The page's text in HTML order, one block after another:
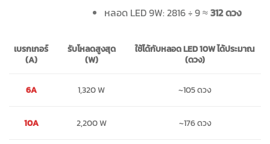
หลอด LED 9W: 2816 ÷ 9 ≈312ดวง
เบรกเกอร์
(A)
รับโหลดสูงสุด
(W)
ใช้ได้กับหลอดLED 10Wได้ประมาณ
(ดวง)
6A 1,320 W ~105 ดวง
10A 2,200 W ~176 ดวง